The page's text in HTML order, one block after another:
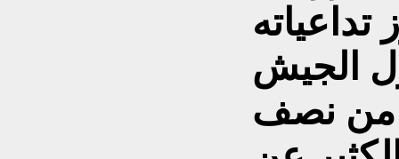
ودخول الجيش
من نصف